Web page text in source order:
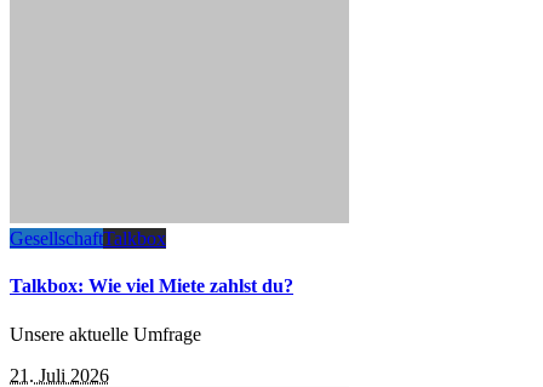
GesellschaftTalkbox
Talkbox: Wie viel Miete zahlst du?
Unsere aktuelle Umfrage
21. Juli 2026